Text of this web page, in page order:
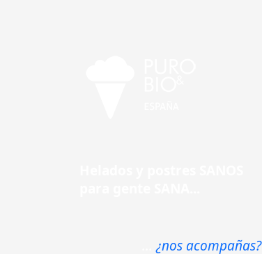
¿nos acompañas?